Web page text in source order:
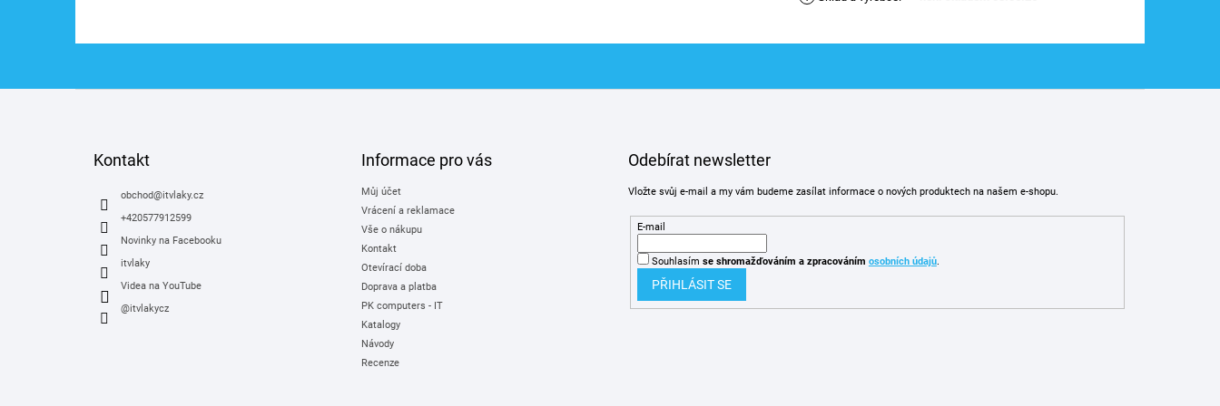
Kontakt
obchod@itvlaky.cz
+420577912599
Novinky na Facebooku
itvlaky
Videa na YouTube
@itvlakycz
Informace pro vás
Můj účet
Vrácení a reklamace
Vše o nákupu
Kontakt
Otevírací doba
Doprava a platba
PK computers - IT
Katalogy
Návody
Recenze
Odebírat newsletter
Vložte svůj e-mail a my vám budeme zasílat informace o nových produktech na našem e-shopu.
E-mail
Souhlasím se shromažďováním a zpracováním osobních údajů.
PŘIHLÁSIT SE